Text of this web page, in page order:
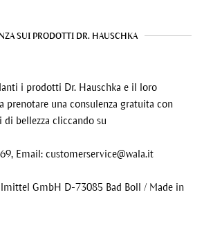
SUI PRODOTTI DR. HAUSCHKA
i prodotti Dr. Hauschka e il loro
prenotare una consulenza gratuita con
bellezza cliccando su
Email: customerservice@wala.it
GmbH D-73085 Bad Boll / Made in